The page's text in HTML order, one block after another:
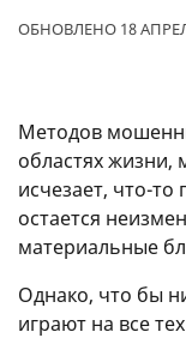
ОБНОВЛЕНО 18
Методов
областях жизни,
исчезает, что-то
остается
материальные
Однако, что бы
играют на все